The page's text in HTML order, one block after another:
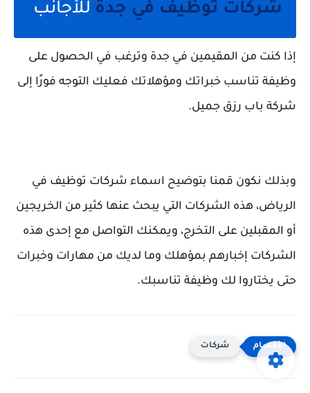
شركات توظيف في جدة للأجانب
إذا كنت من المقيمين في جدة وترغب في الحصول على
وظيفة تناسب خبراتك ومؤهلاتك فعليك التوجه فورًا إلى
شركة باب رزق جميل.
وبذلك نكون قمنا بتوضيح اسماء شركات توظيف في
الرياض، هذه الشركات التي يبحث عنها كثير من الخريجين
أو المقبلين على التخرج، ويمكنك التواصل مع إحدى هذه
الشركات إخبارهم بمؤهلك وما لديك من مهارات وخبرات
حتى يختاروا لك وظيفة تناسبك.
شركات